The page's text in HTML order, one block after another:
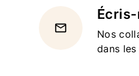
email
Nos
dans